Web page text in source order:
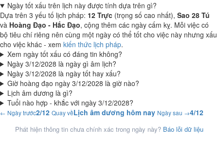
Ngày tốt xấu trên lịch này được tính dựa trên gì?
Dựa trên 3 yếu tố lịch pháp: 12 Trực (trọng số cao nhất), Sao 28 Tú
và Hoàng Đạo - Hắc Đạo, cộng thêm các ngày cấm kỵ. Mỗi việc có
bộ tiêu chí riêng nên cùng một ngày có thể tốt cho việc này nhưng xấu
cho việc khác - xem kiến thức lịch pháp.
Xem ngày tốt xấu có đáng tin không?
Ngày 3/12/2028 là ngày gì âm lịch?
Ngày 3/12/2028 là ngày tốt hay xấu?
Giờ hoàng đạo ngày 3/12/2028 là giờ nào?
Lịch âm dương là gì?
Tuổi nào hợp - khắc với ngày 3/12/2028?
← Ngày trước2/12 Quay vềLịch âm dương hôm nay Ngày sau →4/12
Phát hiện thông tin chưa chính xác trong ngày này? Báo lỗi dữ liệu